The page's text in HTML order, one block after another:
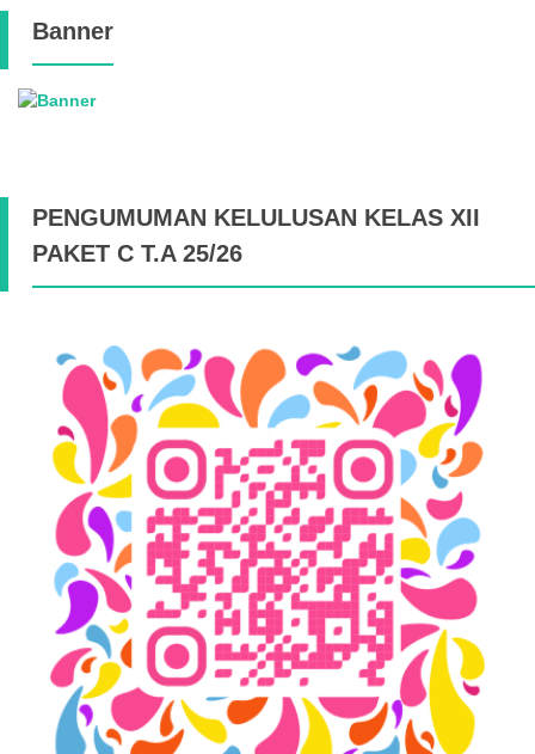
Banner
PENGUMUMAN KELULUSAN KELAS XII
PAKET C T.A 25/26